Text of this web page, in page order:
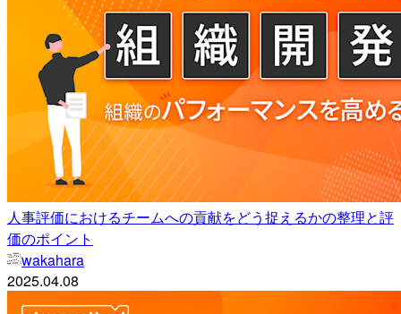
人事評価におけるチームへの貢献をどう捉えるかの整理と評
価のポイント
wakahara
2025.04.08